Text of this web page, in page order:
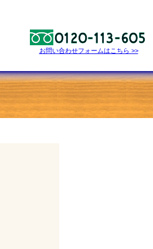
お問い合わせフォームはこちら >>